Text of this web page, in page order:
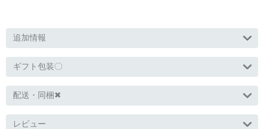
追加情報
ギフト包装〇
配送・同梱✖
レビュー